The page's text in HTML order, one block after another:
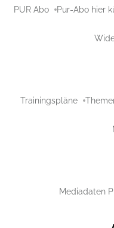
PUR Abo Pur-Abo hier
Trainingspläne
Mediadaten